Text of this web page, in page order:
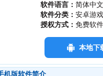
软件语言： 简体中文
软件分类： 安卓游
授权方式： 免费软件
本地下
机版软件简介